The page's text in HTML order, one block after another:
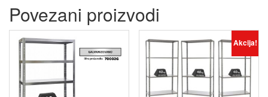
Povezani proizvodi
Akcija!